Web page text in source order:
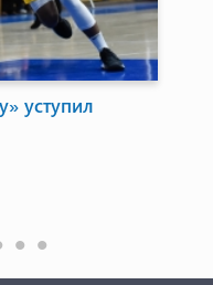
уступил